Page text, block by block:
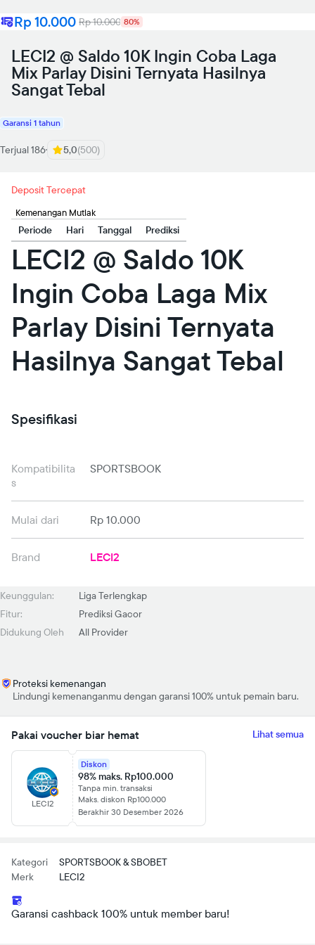
Rp 10.000 Rp 10.000 80%
LECI2 @ Saldo 10K Ingin Coba Laga
Mix Parlay Disini Ternyata Hasilnya
Sangat Tebal
Garansi 1 tahun
Terjual 186 5,0(500)
Deposit Tercepat
Kemenangan Mutlak
Periode Hari Tanggal Prediksi
LECI2 @ Saldo 10K
Ingin Coba Laga Mix
Parlay Disini Ternyata
Hasilnya Sangat Tebal
Spesifikasi
Kompatibilita
s
SPORTSBOOK
Mulai dari Rp 10.000
Brand LECI2
Keunggulan:
Liga Terlengkap
Fitur:
Prediksi Gacor
Didukung Oleh
All Provider
Proteksi kemenangan
Lindungi kemenanganmu dengan garansi 100% untuk pemain baru.
Pakai voucher biar hemat Lihat semua
LECI2
Diskon
98% maks. Rp100.000
Tanpa min. transaksi
Maks. diskon Rp100.000
Berakhir 30 Desember 2026
Kategori
SPORTSBOOK & SBOBET
Merk
LECI2
Garansi cashback 100% untuk member baru!